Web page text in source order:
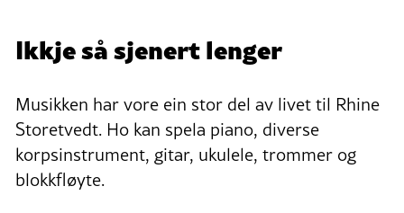
Ikkje så sjenert lenger
Musikken har vore ein stor del av livet til Rhine
Storetvedt. Ho kan spela piano, diverse
korpsinstrument, gitar, ukulele, trommer og
blokkfløyte.